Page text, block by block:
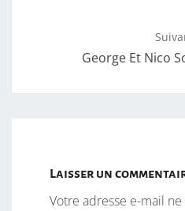
George Et Nico
Laisser un
Votre adresse e-mail